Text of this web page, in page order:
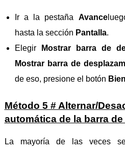
Ir a la pestaña Avance
hasta la sección Pantalla.
Elegir
Mostrar barra de
Mostrar barra de
de eso, presione el botón Bien
Método 5 # Alternar/
automática de la barra
La mayoría de las veces